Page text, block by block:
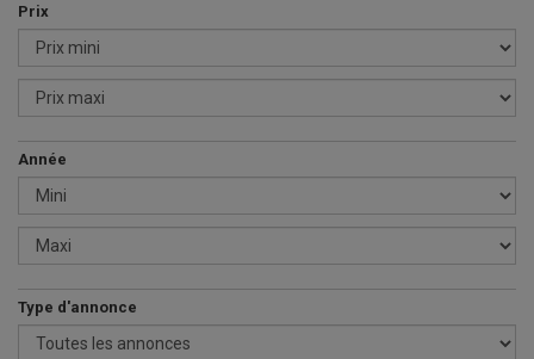
Prix
Année
Type d'annonce